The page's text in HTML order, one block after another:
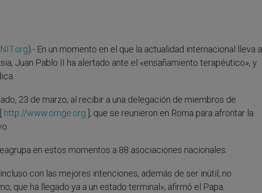
).- En un momento en el que la actualidad internacional lleva a
Juan Pablo II ha alertado ante el «ensañamiento terapéutico», y
23 de marzo, al recibir a una delegación de miembros de
http://www.omge.org ], que se reunieron en Roma para afrontar la
en estos momentos a 88 asociaciones nacionales.
con las mejores intenciones, además de ser inútil, no
que ha llegado ya a un estado terminal», afirmó el Papa.